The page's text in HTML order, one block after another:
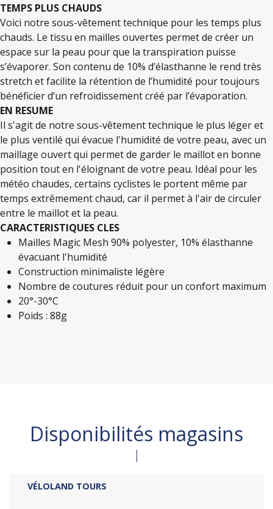
TEMPS PLUS CHAUDS
Voici notre sous-vêtement technique pour les temps plus
chauds. Le tissu en mailles ouvertes permet de créer un
espace sur la peau pour que la transpiration puisse
s’évaporer. Son contenu de 10% d’élasthanne le rend très
stretch et facilite la rétention de l’humidité pour toujours
bénéficier d’un refroidissement créé par l’évaporation.
EN RESUME
Il s'agit de notre sous-vêtement technique le plus léger et
le plus ventilé qui évacue l'humidité de votre peau, avec un
maillage ouvert qui permet de garder le maillot en bonne
position tout en l'éloignant de votre peau. Idéal pour les
météo chaudes, certains cyclistes le portent même par
temps extrêmement chaud, car il permet à l'air de circuler
entre le maillot et la peau.
CARACTERISTIQUES CLES
Mailles Magic Mesh 90% polyester, 10% élasthanne
évacuant l'humidité
Construction minimaliste légère
Nombre de coutures réduit pour un confort maximum
20°-30°C
Poids : 88g
Disponibilités magasins
VÉLOLAND TOURS